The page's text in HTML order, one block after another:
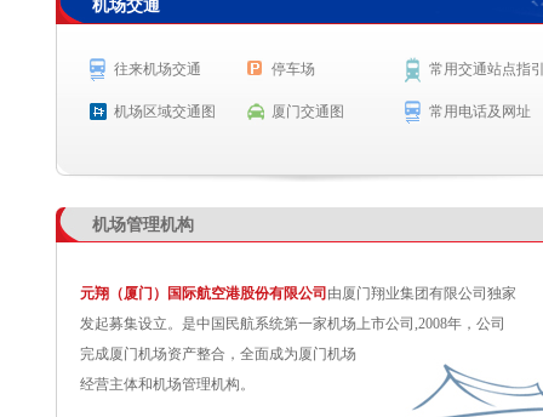
航空公司
机场交通
往来机场交通 停车场 常用交通站点指
机场区域交通图 厦门交通图 常用电话及网址
机场管理机构
元翔（厦门）国际航空港股份有限公司 由厦门翔业集团有限公司独家
发起募集设立。是中国民航系统第一家机场上市公司,2008年，公司
完成厦门机场资产整合，全面成为厦门机场
经营主体和机场管理机构。